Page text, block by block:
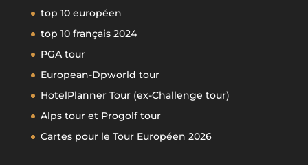
top 10 européen
top 10 français 2024
PGA tour
European-Dpworld tour
HotelPlanner Tour (ex-Challenge tour)
Alps tour et Progolf tour
Cartes pour le Tour Européen 2026